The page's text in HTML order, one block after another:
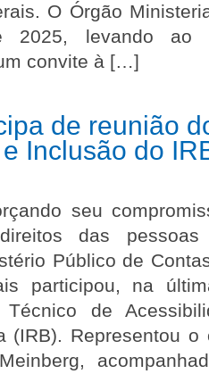
O Órgão
2025, levando ao
convite à […]
de reunião
Inclusão do
seu
das
Público de
participou, na
de
(IRB). Representou o